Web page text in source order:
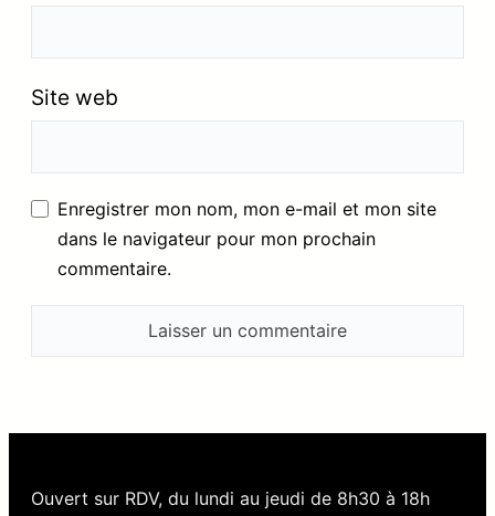
Site web
Enregistrer mon nom, mon e-mail et mon site
dans le navigateur pour mon prochain
commentaire.
Ouvert sur RDV, du lundi au jeudi de 8h30 à 18h